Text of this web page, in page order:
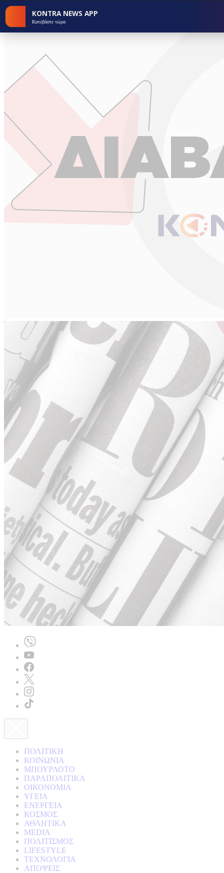
ΠΟΛΙΤΙΚΗ
ΚΟΙΝΩΝΙΑ
ΜΠΟΥΡΛΟΤΟ
ΠΑΡΑΠΟΛΙΤΙΚΑ
ΟΙΚΟΝΟΜΙΑ
ΥΓΕΙΑ
ΕΝΕΡΓΕΙΑ
ΚΟΣΜΟΣ
ΑΘΛΗΤΙΚΑ
MEDIA
ΠΟΛΙΤΙΣΜΟΣ
LIFESTYLE
ΤΕΧΝΟΛΟΓΙΑ
ΑΠΟΨΕΙΣ
KONTRA NEWS APP
Κατεβάστε τώρα